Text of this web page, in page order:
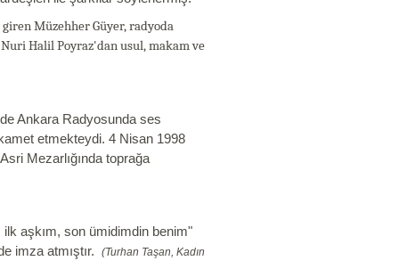
giren Müzehher Güyer, radyoda
Halil Poyraz'dan usul, makam ve
Ankara Radyosunda ses
etmekteydi. 4 Nisan 1998
Mezarlığında toprağa
ilk aşkım, son ümidimdin benim"
imza atmıştır.
(Turhan Taşan, Kadın